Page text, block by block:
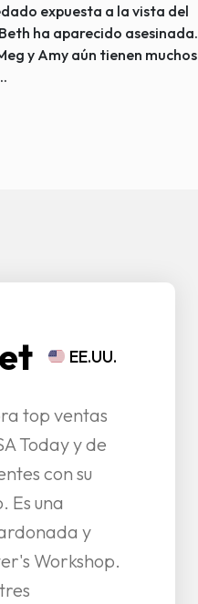
expuesta a la vista del
ha aparecido asesinada.
y Amy aún tienen muchos
EE.UU.
top ventas
Today y de
con su
Es una
y
Workshop.